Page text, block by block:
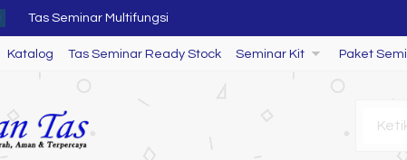
Tas Seminar Multifungsi
Flashdisk Pulpen Laser Seminar Kit
Notes Seminar Kit
Katalog Tas Seminar Ready Stock Seminar Kit Paket